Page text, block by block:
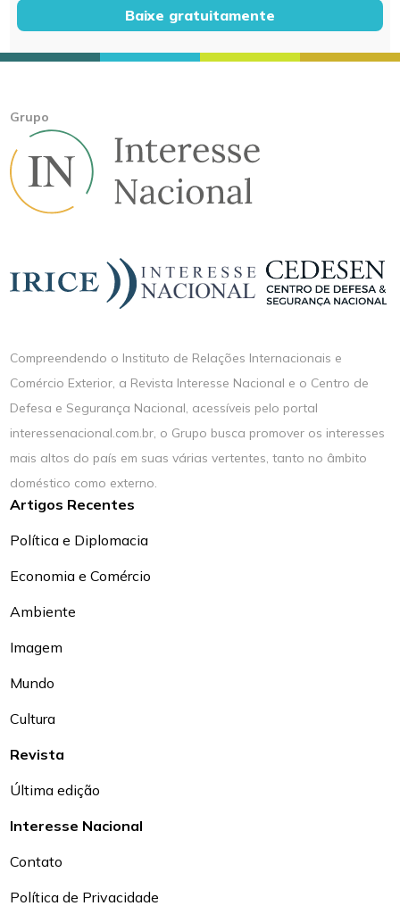
Baixe gratuitamente
Grupo
Compreendendo o Instituto de Relações Internacionais e
Comércio Exterior, a Revista Interesse Nacional e o Centro de
Defesa e Segurança Nacional, acessíveis pelo portal
interessenacional.com.br, o Grupo busca promover os interesses
mais altos do país em suas várias vertentes, tanto no âmbito
doméstico como externo.
Artigos Recentes
Política e Diplomacia
Economia e Comércio
Ambiente
Imagem
Mundo
Cultura
Revista
Última edição
Interesse Nacional
Contato
Política de Privacidade